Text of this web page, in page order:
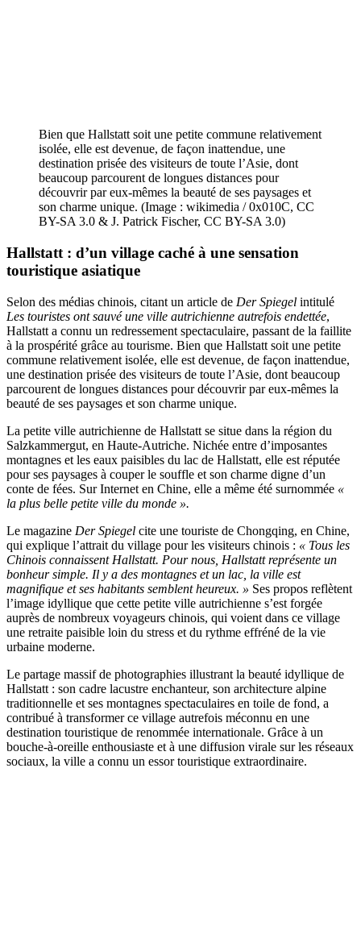
Bien que Hallstatt soit une petite commune relativement
isolée, elle est devenue, de façon inattendue, une
destination prisée des visiteurs de toute l’Asie, dont
beaucoup parcourent de longues distances pour
découvrir par eux-mêmes la beauté de ses paysages et
son charme unique. (Image : wikimedia / 0x010C, CC
BY-SA 3.0 & J. Patrick Fischer, CC BY-SA 3.0)
Hallstatt : d’un village caché à une sensation
touristique asiatique
Selon des médias chinois, citant un article de Der Spiegel intitulé
Les touristes ont sauvé une ville autrichienne autrefois endettée,
Hallstatt a connu un redressement spectaculaire, passant de la faillite
à la prospérité grâce au tourisme. Bien que Hallstatt soit une petite
commune relativement isolée, elle est devenue, de façon inattendue,
une destination prisée des visiteurs de toute l’Asie, dont beaucoup
parcourent de longues distances pour découvrir par eux-mêmes la
beauté de ses paysages et son charme unique.
La petite ville autrichienne de Hallstatt se situe dans la région du
Salzkammergut, en Haute-Autriche. Nichée entre d’imposantes
montagnes et les eaux paisibles du lac de Hallstatt, elle est réputée
pour ses paysages à couper le souffle et son charme digne d’un
conte de fées. Sur Internet en Chine, elle a même été surnommée «
la plus belle petite ville du monde ».
Le magazine Der Spiegel cite une touriste de Chongqing, en Chine,
qui explique l’attrait du village pour les visiteurs chinois : « Tous les
Chinois connaissent Hallstatt. Pour nous, Hallstatt représente un
bonheur simple. Il y a des montagnes et un lac, la ville est
magnifique et ses habitants semblent heureux. » Ses propos reflètent
l’image idyllique que cette petite ville autrichienne s’est forgée
auprès de nombreux voyageurs chinois, qui voient dans ce village
une retraite paisible loin du stress et du rythme effréné de la vie
urbaine moderne.
Le partage massif de photographies illustrant la beauté idyllique de
Hallstatt : son cadre lacustre enchanteur, son architecture alpine
traditionnelle et ses montagnes spectaculaires en toile de fond, a
contribué à transformer ce village autrefois méconnu en une
destination touristique de renommée internationale. Grâce à un
bouche-à-oreille enthousiaste et à une diffusion virale sur les réseaux
sociaux, la ville a connu un essor touristique extraordinaire.